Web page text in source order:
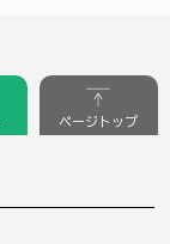
ページトップ